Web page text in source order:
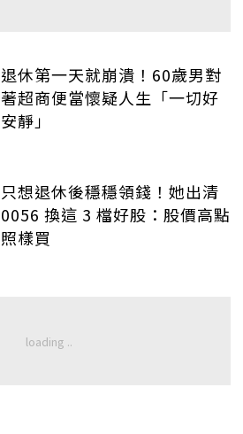
退休第一天就崩潰！60歲男對
著超商便當懷疑人生「一切好
安靜」
只想退休後穩穩領錢！她出清
0056 換這 3 檔好股：股價高點
照樣買